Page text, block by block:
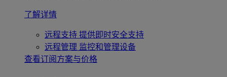
了解详情
远程支持 提供即时安全支持
远程管理 监控和管理设备
查看订阅方案与价格